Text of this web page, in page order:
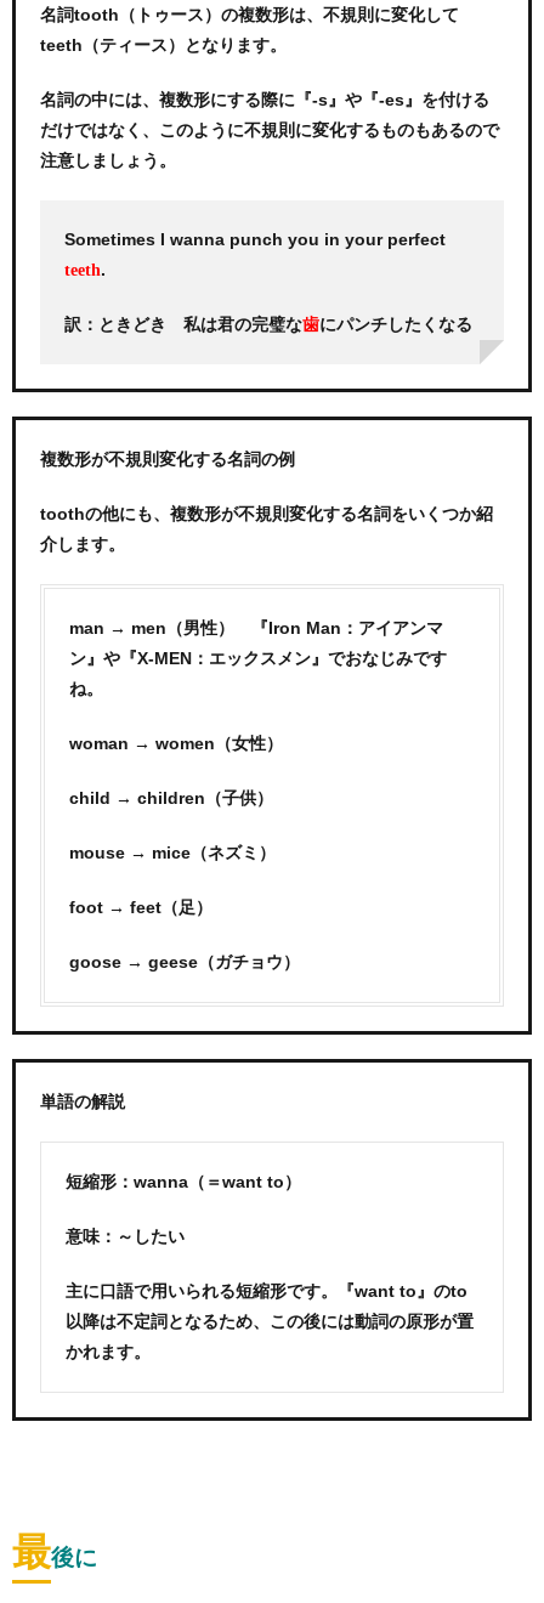
名詞tooth（トゥース）の複数形は、不規則に変化して
teeth（ティース）となります。
名詞の中には、複数形にする際に『-s』や『-es』を付ける
だけではなく、このように不規則に変化するものもあるので
注意しましょう。
Sometimes I wanna punch you in your perfect
teeth.
訳：ときどき 私は君の完璧な歯にパンチしたくなる
複数形が不規則変化する名詞の例
toothの他にも、複数形が不規則変化する名詞をいくつか紹
介します。
man → men（男性） 『Iron Man：アイアンマ
ン』や『X-MEN：エックスメン』でおなじみです
ね。
woman → women（女性）
child → children（子供）
mouse → mice（ネズミ）
foot → feet（足）
goose → geese（ガチョウ）
単語の解説
短縮形：wanna（＝want to）
意味：～したい
主に口語で用いられる短縮形です。『want to』のto
以降は不定詞となるため、この後には動詞の原形が置
かれます。
最後に